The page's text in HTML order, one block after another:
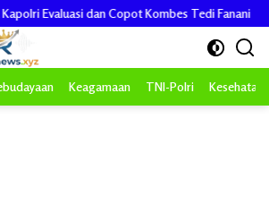
dan Copot Kombes Tedi Fanani
Keagamaan TNI-Polri Kesehatan